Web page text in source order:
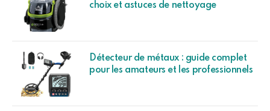
choix et astuces de nettoyage
Détecteur de métaux : guide complet
pour les amateurs et les professionnels